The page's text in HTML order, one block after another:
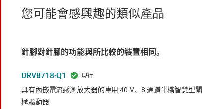
您可能會感興趣的類似產品
針腳對針腳的功能與所比較的裝置相同。
DRV8718-Q1
具有內嵌電流感測放大器的車用 40-V、8 通道半橋智慧型閘
極驅動器